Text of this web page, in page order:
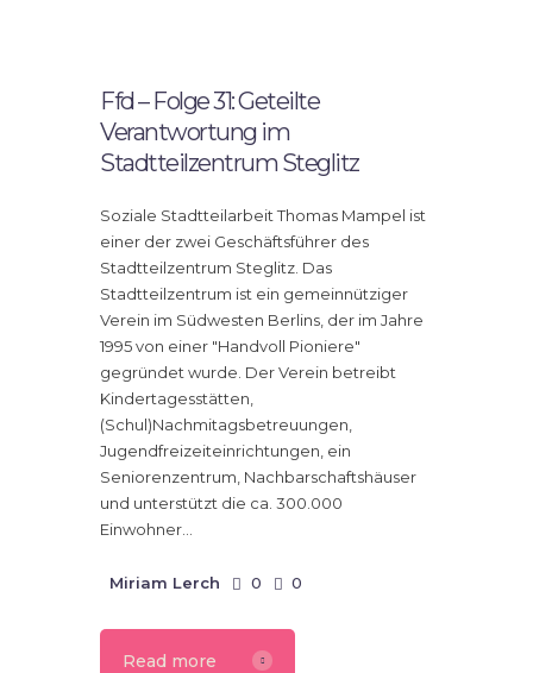
2022
Ffd – Folge 31: Geteilte
Verantwortung im
Stadtteilzentrum Steglitz
Soziale Stadtteilarbeit Thomas Mampel ist
einer der zwei Geschäftsführer des
Stadtteilzentrum Steglitz. Das
Stadtteilzentrum ist ein gemeinnütziger
Verein im Südwesten Berlins, der im Jahre
1995 von einer "Handvoll Pioniere"
gegründet wurde. Der Verein betreibt
Kindertagesstätten,
(Schul)Nachmitagsbetreuungen,
Jugendfreizeiteinrichtungen, ein
Seniorenzentrum, Nachbarschaftshäuser
und unterstützt die ca. 300.000
Einwohner…
Miriam Lerch 0 0
Read more